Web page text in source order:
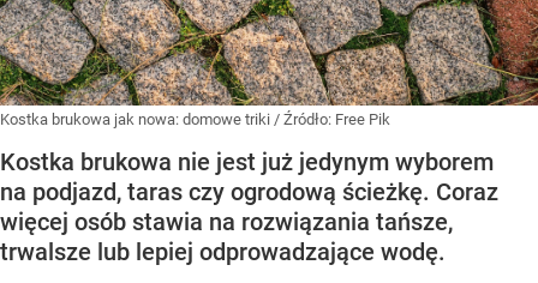
Kostka brukowa jak nowa: domowe triki / Źródło: Free Pik
Kostka brukowa nie jest już jedynym wyborem
na podjazd, taras czy ogrodową ścieżkę. Coraz
więcej osób stawia na rozwiązania tańsze,
trwalsze lub lepiej odprowadzające wodę.